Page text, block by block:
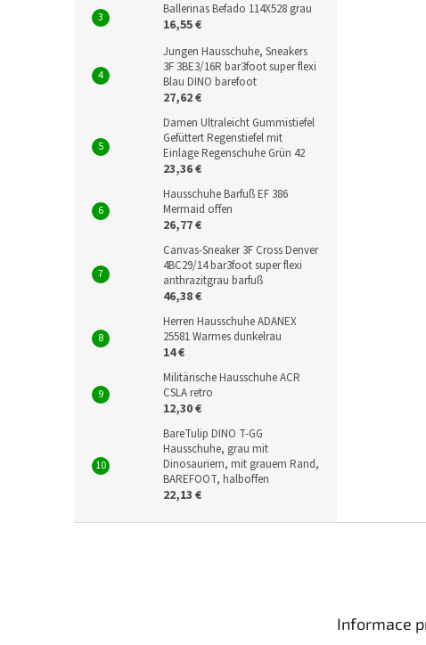
Ballerinas Befado 114X528 grau
16,55 €
Jungen Hausschuhe, Sneakers
3F 3BE3/16R bar3foot super flexi
Blau DINO barefoot
27,62 €
Damen Ultraleicht Gummistiefel
Gefüttert Regenstiefel mit
Einlage Regenschuhe Grün 42
23,36 €
Hausschuhe Barfuß EF 386
Mermaid offen
26,77 €
Canvas-Sneaker 3F Cross Denver
4BC29/14 bar3foot super flexi
anthrazitgrau barfuß
46,38 €
Herren Hausschuhe ADANEX
25581 Warmes dunkelrau
14 €
Militärische Hausschuhe ACR
CSLA retro
12,30 €
BareTulip DINO T-GG
Hausschuhe, grau mit
Dinosauriern, mit grauem Rand,
BAREFOOT, halboffen
22,13 €
Informace